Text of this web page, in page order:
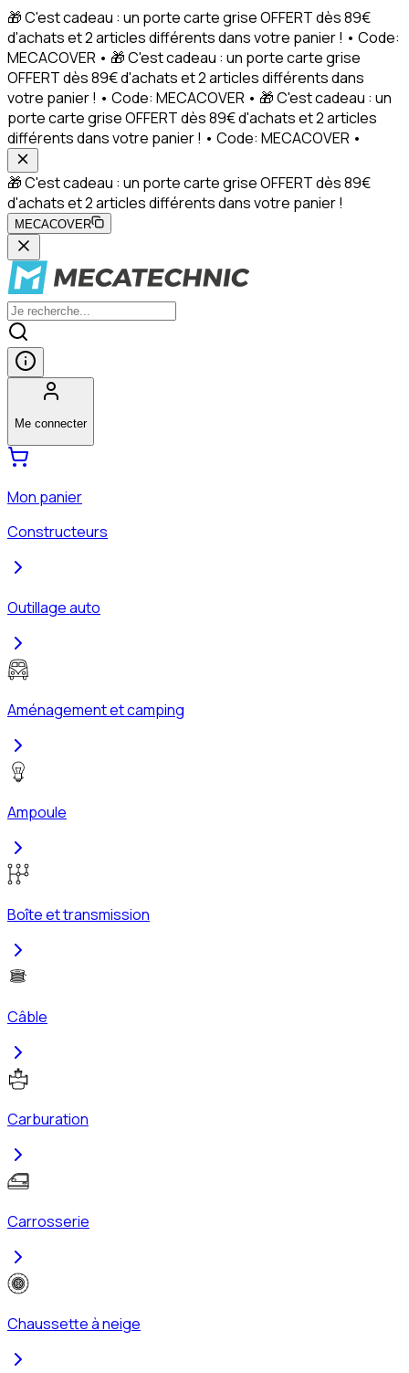
🎁 C'est cadeau : un porte carte grise OFFERT dès 89€
d'achats et 2 articles différents dans votre panier ! • Code:
MECACOVER • 🎁 C'est cadeau : un porte carte grise
OFFERT dès 89€ d'achats et 2 articles différents dans
votre panier ! • Code: MECACOVER • 🎁 C'est cadeau : un
porte carte grise OFFERT dès 89€ d'achats et 2 articles
différents dans votre panier ! • Code: MECACOVER •
🎁 C'est cadeau : un porte carte grise OFFERT dès 89€
d'achats et 2 articles différents dans votre panier !
MECACOVER
Me connecter
Mon panier
Constructeurs
Outillage auto
Aménagement et camping
Ampoule
Boîte et transmission
Câble
Carburation
Carrosserie
Chaussette à neige